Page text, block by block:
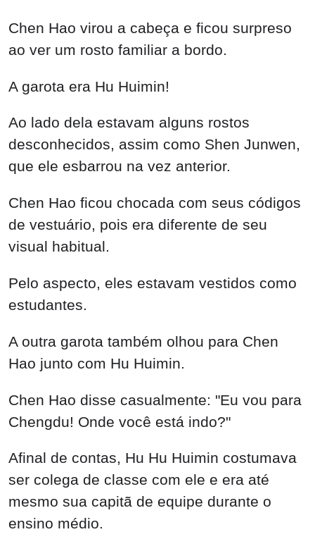
Chen Hao virou a cabeça e ficou surpreso
ao ver um rosto familiar a bordo.
A garota era Hu Huimin!
Ao lado dela estavam alguns rostos
desconhecidos, assim como Shen Junwen,
que ele esbarrou na vez anterior.
Chen Hao ficou chocada com seus códigos
de vestuário, pois era diferente de seu
visual habitual.
Pelo aspecto, eles estavam vestidos como
estudantes.
A outra garota também olhou para Chen
Hao junto com Hu Huimin.
Chen Hao disse casualmente: "Eu vou para
Chengdu! Onde você está indo?"
Afinal de contas, Hu Hu Huimin costumava
ser colega de classe com ele e era até
mesmo sua capitã de equipe durante o
ensino médio.